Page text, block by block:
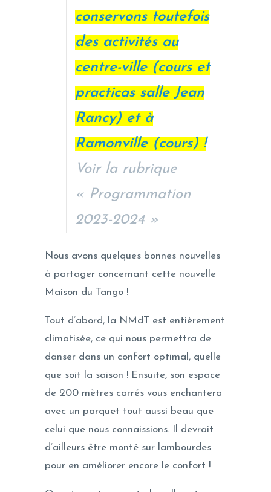
conservons toutefois
des activités au
centre-ville (cours et
practicas salle Jean
Rancy) et à
Ramonville (cours) !
Voir la rubrique
« Programmation
2023-2024 »
Nous avons quelques bonnes nouvelles
à partager concernant cette nouvelle
Maison du Tango !
Tout d’abord, la NMdT est entièrement
climatisée, ce qui nous permettra de
danser dans un confort optimal, quelle
que soit la saison ! Ensuite, son espace
de 200 mètres carrés vous enchantera
avec un parquet tout aussi beau que
celui que nous connaissions. Il devrait
d’ailleurs être monté sur lambourdes
pour en améliorer encore le confort !